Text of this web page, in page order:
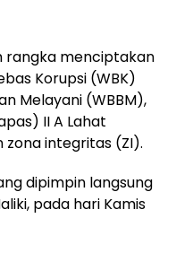
rangka menciptakan
Korupsi (WBK)
Melayani (WBBM),
II A Lahat
integritas (ZI).
dipimpin langsung
pada hari Kamis